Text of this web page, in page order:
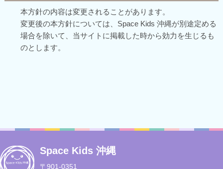
本方針の内容は変更されることがあります。
変更後の本方針については、Space Kids 沖縄が別途定める
場合を除いて、当サイトに掲載した時から効力を生じるも
のとします。
Space Kids 沖縄
〒901-0351